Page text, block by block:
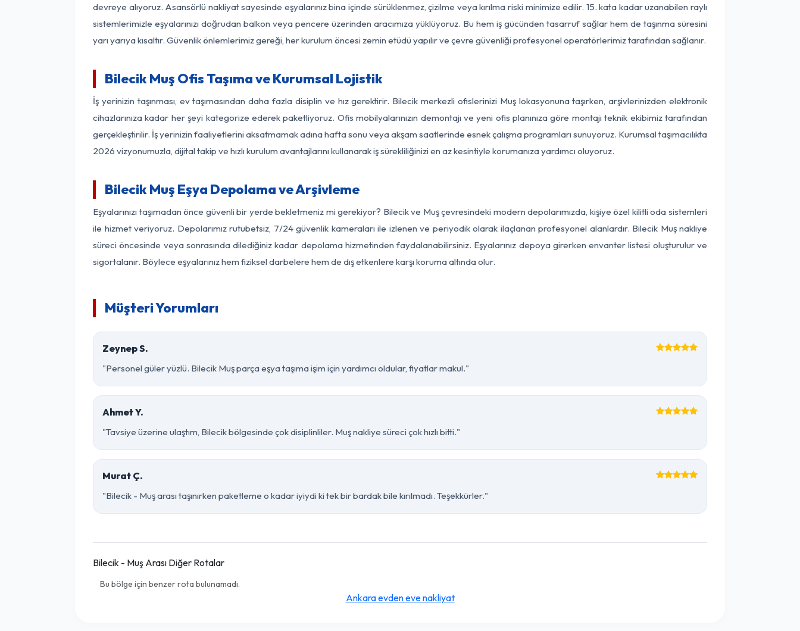
devreye alıyoruz. Asansörlü nakliyat sayesinde eşyalarınız bina içinde sürüklenmez, çizilme veya kırılma riski minimize edilir. 15. kata kadar uzanabilen raylı
sistemlerimizle eşyalarınızı doğrudan balkon veya pencere üzerinden aracımıza yüklüyoruz. Bu hem iş gücünden tasarruf sağlar hem de taşınma süresini
yarı yarıya kısaltır. Güvenlik önlemlerimiz gereği, her kurulum öncesi zemin etüdü yapılır ve çevre güvenliği profesyonel operatörlerimiz tarafından sağlanır.
Bilecik Muş Ofis Taşıma ve Kurumsal Lojistik
İş yerinizin taşınması, ev taşımasından daha fazla disiplin ve hız gerektirir. Bilecik merkezli ofislerinizi Muş lokasyonuna taşırken, arşivlerinizden elektronik
cihazlarınıza kadar her şeyi kategorize ederek paketliyoruz. Ofis mobilyalarınızın demontajı ve yeni ofis planınıza göre montajı teknik ekibimiz tarafından
gerçekleştirilir. İş yerinizin faaliyetlerini aksatmamak adına hafta sonu veya akşam saatlerinde esnek çalışma programları sunuyoruz. Kurumsal taşımacılıkta
2026 vizyonumuzla, dijital takip ve hızlı kurulum avantajlarını kullanarak iş sürekliliğinizi en az kesintiyle korumanıza yardımcı oluyoruz.
Bilecik Muş Eşya Depolama ve Arşivleme
Eşyalarınızı taşımadan önce güvenli bir yerde bekletmeniz mi gerekiyor? Bilecik ve Muş çevresindeki modern depolarımızda, kişiye özel kilitli oda sistemleri
ile hizmet veriyoruz. Depolarımız rutubetsiz, 7/24 güvenlik kameraları ile izlenen ve periyodik olarak ilaçlanan profesyonel alanlardır. Bilecik Muş nakliye
süreci öncesinde veya sonrasında dilediğiniz kadar depolama hizmetinden faydalanabilirsiniz. Eşyalarınız depoya girerken envanter listesi oluşturulur ve
sigortalanır. Böylece eşyalarınız hem fiziksel darbelere hem de dış etkenlere karşı koruma altında olur.
Müşteri Yorumları
Zeynep S.
"Personel güler yüzlü. Bilecik Muş parça eşya taşıma işim için yardımcı oldular, fiyatlar makul."
Ahmet Y.
"Tavsiye üzerine ulaştım, Bilecik bölgesinde çok disiplinliler. Muş nakliye süreci çok hızlı bitti."
Murat Ç.
"Bilecik - Muş arası taşınırken paketleme o kadar iyiydi ki tek bir bardak bile kırılmadı. Teşekkürler."
Bilecik - Muş Arası Diğer Rotalar
Bu bölge için benzer rota bulunamadı.
Ankara evden eve nakliyat